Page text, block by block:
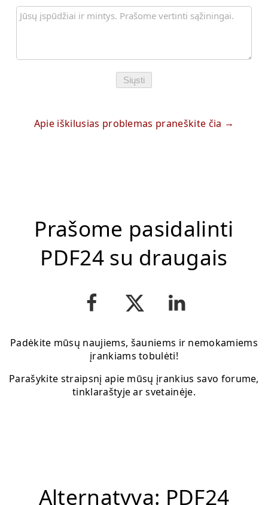
Siųsti
Apie iškilusias problemas praneškite čia
Prašome pasidalinti
PDF24 su draugais
Padėkite mūsų naujiems, šauniems ir nemokamiems
įrankiams tobulėti!
Parašykite straipsnį apie mūsų įrankius savo forume,
tinklaraštyje ar svetainėje.
Alternatyva: PDF24